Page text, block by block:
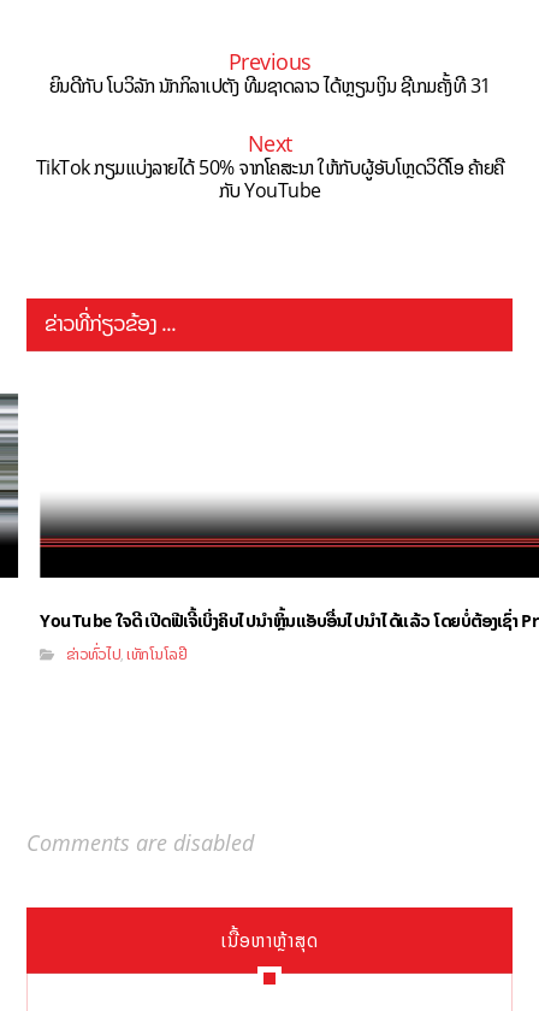
Previous
ຍິນດີກັບ ໂບວິລັກ ນັກກິລາເປຕັງ ທີມຊາດລາວ ໄດ້ຫຼຽນເງິນ ຊີເກມຄັ້ງທີ 31
Next
TikTok ກຽມແບ່ງລາຍໄດ້ 50% ຈາກໂຄສະນາ ໃຫ້ກັບຜູ້ອັບໂຫຼດວິດີໂອ ຄ້າຍຄື
ກັບ YouTube
ຂ່າວທີ່ກ່ຽວຂ້ອງ ...
YouTube ໃຈດີ ເປີດຟີເຈີ້ເບິ່ງຄິບໄປນຳຫຼິ້ນແອັບອື່ນໄປນຳໄດ້ແລ້ວ ໂດຍບໍ່ຕ້ອງເຊົ່າ
ຂ່າວທົ່ວໄປ ,ເທັກໂນໂລຢີ
Comments are disabled
ເນື້ອຫາຫຼ້າສຸດ